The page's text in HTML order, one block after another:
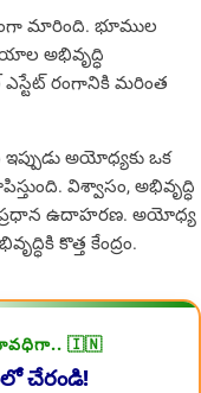
మారింది. భూముల
అభివృద్ధి
రంగానికి మరింత
అయోధ్యకు ఒక
విశ్వాసం, అభివృద్ధి
ప్రధాన ఉదాహరణ. అయోధ్య
కొత్త కేంద్రం.
🇮🇳
చేరండి!